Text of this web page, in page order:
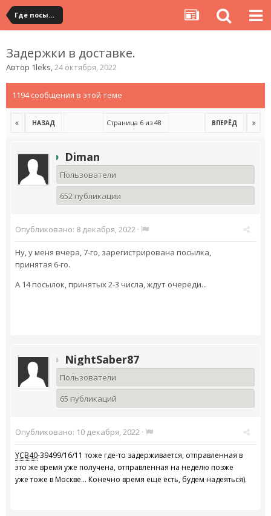
Где посылка?
Задержки в доставке.
Автор 1leks,24 октября, 2022
1194 сообщения в этой теме
НАЗАД ВПЕРЁД
Страница 6 из 48
Diman
Пользователи
652 публикации
Опубликовано: 8 декабря, 2022 ·
Ну, у меня вчера, 7-го, зарегистрирована посылка,
принятая 6-го.
А 14 посылок, принятых 2-3 числа, ждут очереди...
NightSaber87
Пользователи
65 публикаций
Опубликовано: 10 декабря, 2022 ·
YCB40-39499/16/11 тоже где-то задерживается, отправленная в
это же время уже получена, отправленная на неделю позже
уже тоже в Москве... Конечно время ещё есть, будем надеяться).